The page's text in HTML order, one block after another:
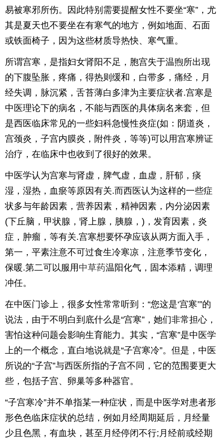
易被寒邪所伤。因此特别需要提醒女性不要坐“寒”，尤
其是夏天也不要坐在有寒气的地方，例如地面、石面
或铁面椅子，因为这些材质导热快、寒气重。
所谓宫寒，是指妇女肾阳不足，胞宫失于温煦所出现
的下腹坠胀，疼痛，得热则缓和，白带多，痛经，月
经失调，脉沉紧，舌苔薄白多津为主要症状者.宫寒是
中医理论下的病名，不能与西医的具体病名来套，但
是西医临床常见的一些妇科急慢性炎症(如：阴道炎，
宫颈炎，子宫内膜炎，附件炎，等等)可以用宫寒辨证
治疗，在临床中也收到了很好的效果。
中医学认为宫寒与肾虚，脾气虚，血虚，肝郁，痰
湿，湿热，血瘀等原因有关.而西医认为这样的一些症
状多与年龄因素，营养因素，精神因素，内分泌因素
(下丘脑，甲状腺，肾上腺，胰腺，)，发育因素，炎
症，肿瘤，等有关.宫寒想要怀孕应该从两方面入手，
第一，平素注意不可过食生冷寒凉，注意季节变化，
保暖.第二可以服用 中草药温阳化气，固本添精，调理
冲任。
在中医门诊上，很多女性常常听到：“您这是‘宫寒’”的
说法，由于不明白到底什么是“宫寒”，她们非常担心，
害怕这种问题会影响生育能力。其实，“宫寒”是中医学
上的一个概念，直白地说就是“子宫寒冷”。但是，中医
所说的“子宫”与西医所指的子宫不同，它的范围要更大
些，包括子宫、卵巢等多种器官。
“子宫寒冷”并不单指某一种症状，而是中医学对患者形
形色色临床症状的总结，例如月经周期延后，月经量
少且色黑，有血块，甚至月经停闭不行;月经前或经期